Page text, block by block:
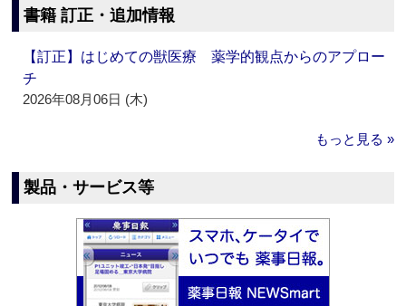
書籍 訂正・追加情報
【訂正】はじめての獣医療 薬学的観点からのアプロー
チ
2026年08月06日 (木)
もっと見る »
製品・サービス等